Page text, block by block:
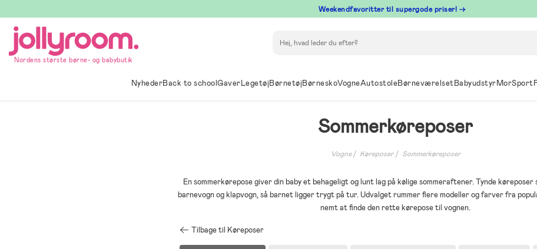
till
innehållet
⁠ Weekendfavoritter til supergode priser! →
Nordens største børne- og babybutik
NyhederBack to schoolGaverLegetøjBørnetøjBørneskoVogneAutostoleBørneværelsetBabyudstyrMorSport
Sommerkøreposer
Vogne Køreposer Sommerkøreposer
En sommerkørepose giver din baby et behageligt og lunt lag på kølige sommeraftener. Tynde
barnevogn og klapvogn, så barnet ligger trygt på tur. Udvalget rummer flere modeller og farver fra
nemt at finde den rette kørepose til vognen.
Tilbage til Køreposer